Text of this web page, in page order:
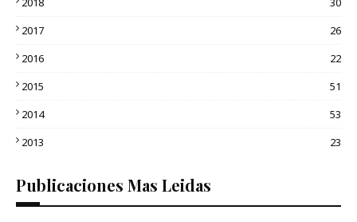
2017
26
2016
22
2015
51
2014
53
2013
23
Publicaciones Mas Leidas